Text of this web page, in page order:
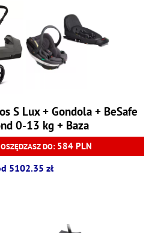
S Lux + Gondola + BeSafe
0-13 kg + Baza
DO: 584 PLN
5102.35 zł